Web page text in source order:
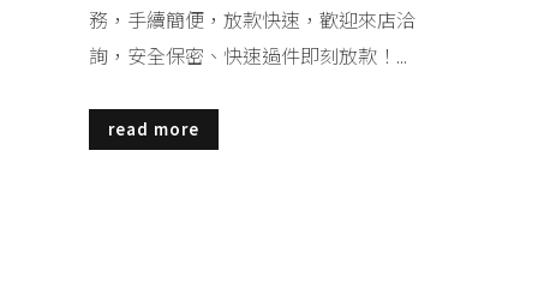
務，手續簡便，放款快速，歡迎來店洽
詢，安全保密、快速過件即刻放款！...
read more